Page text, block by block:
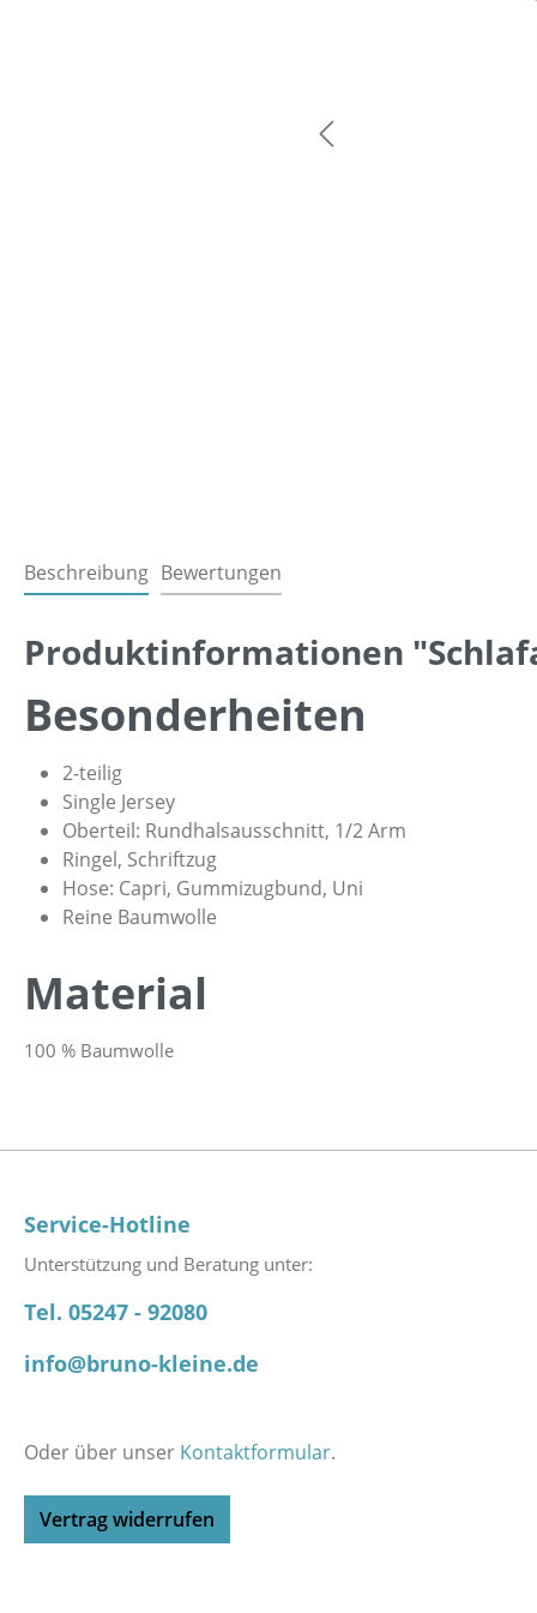
Beschreibung Bewertungen
Produktinformationen
Besonderheiten
2-teilig
Single Jersey
Oberteil: Rundhalsausschnitt, 1/2 Arm
Ringel, Schriftzug
Hose: Capri, Gummizugbund, Uni
Reine Baumwolle
Material
100 % Baumwolle
Service-Hotline
Unterstützung und Beratung unter:
Tel. 05247 - 92080
info@bruno-kleine.de
Oder über unser Kontaktformular.
Vertrag widerrufen